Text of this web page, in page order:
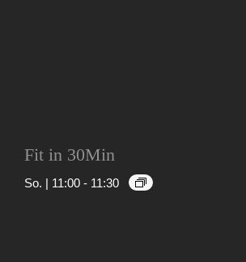
Fit in 30Min
So. | 11:00 - 11:30